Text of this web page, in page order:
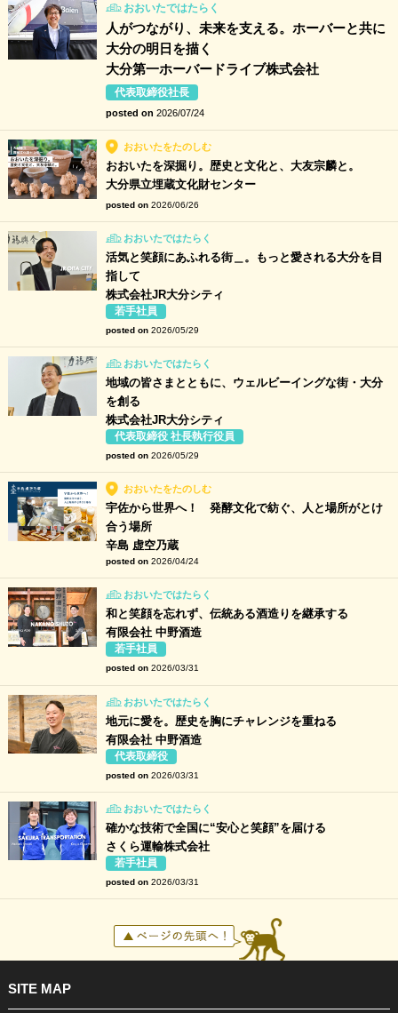
おおいたではたらく
人がつながり、未来を支える。ホーバーと共に
大分の明日を描く
大分第一ホーバードライブ株式会社
代表取締役社長
posted on 2026/07/24
おおいたをたのしむ
おおいたを深掘り。歴史と文化と、大友宗麟と。
大分県立埋蔵文化財センター
posted on 2026/06/26
おおいたではたらく
活気と笑顔にあふれる街＿。もっと愛される大分を目
指して
株式会社JR大分シティ
若手社員
posted on 2026/05/29
おおいたではたらく
地域の皆さまとともに、ウェルビーイングな街・大分
を創る
株式会社JR大分シティ
代表取締役 社長執行役員
posted on 2026/05/29
おおいたをたのしむ
宇佐から世界へ！ 発酵文化で紡ぐ、人と場所がとけ
合う場所
辛島 虚空乃蔵
posted on 2026/04/24
おおいたではたらく
和と笑顔を忘れず、伝統ある酒造りを継承する
有限会社 中野酒造
若手社員
posted on 2026/03/31
おおいたではたらく
地元に愛を。歴史を胸にチャレンジを重ねる
有限会社 中野酒造
代表取締役
posted on 2026/03/31
おおいたではたらく
確かな技術で全国に“安心と笑顔”を届ける
さくら運輸株式会社
若手社員
posted on 2026/03/31
SITE MAP